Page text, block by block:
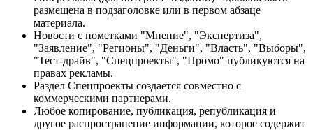
размещена в подзаголовке или в первом абзаце
материала.
Новости с пометками "Мнение", "Экспертиза",
"Заявление", "Регионы", "Деньги", "Власть", "Выборы",
"Тест-драйв", "Спецпроекты", "Промо" публикуются на
правах рекламы.
Раздел Спецпроекты создается совместно с
коммерческими партнерами.
Любое копирование, публикация, републикация и
другое распространение информации, которое содержит